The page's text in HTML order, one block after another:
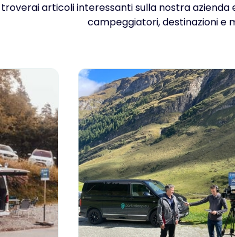
troverai articoli interessanti sulla nostra azienda
campeggiatori, destinazioni e